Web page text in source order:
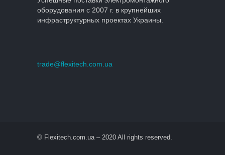
оборудования с 2007 г. в крупнейших
инфраструктурных проектах Украины.
trade@flexitech.com.ua
© Flexitech.com.ua – 2020 All rights reserved.